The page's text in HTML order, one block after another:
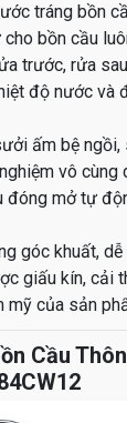
tráng bồn
bồn cầu
trước, rửa
độ nước và
ấm bệ ngồi,
vô cùng
đóng mở tự
góc khuất,
giấu kín, cải
mỹ của sản
Cầu